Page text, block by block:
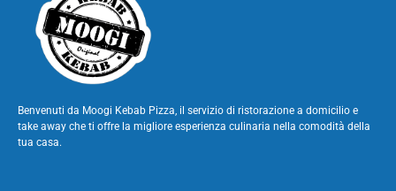
Benvenuti da Moogi Kebab Pizza, il servizio di ristorazione a domicilio e
take away che ti offre la migliore esperienza culinaria nella comodità della
tua casa.